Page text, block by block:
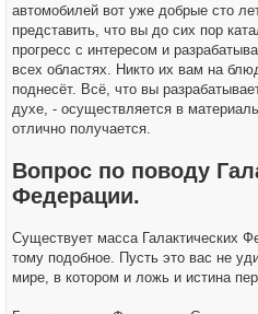
автомобилей вот уже добрые сто
представить, что вы до сих пор
прогресс с интересом и
всех областях. Никто их вам на
поднесёт. Всё, что вы
духе, - осуществляется в
отлично получается.
Вопрос по поводу
Федерации.
Существует масса Галактических
тому подобное. Пусть это вас не
мире, в котором и ложь и истина